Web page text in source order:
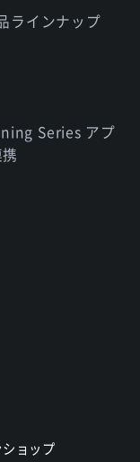
ョップ
ラインナップ
Series アプ